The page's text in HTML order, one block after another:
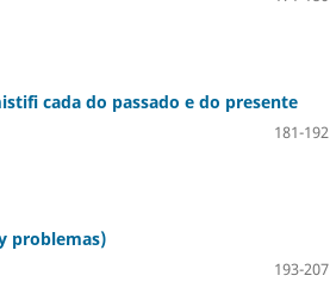
cada do passado e do presente
181-192
problemas)
193-207